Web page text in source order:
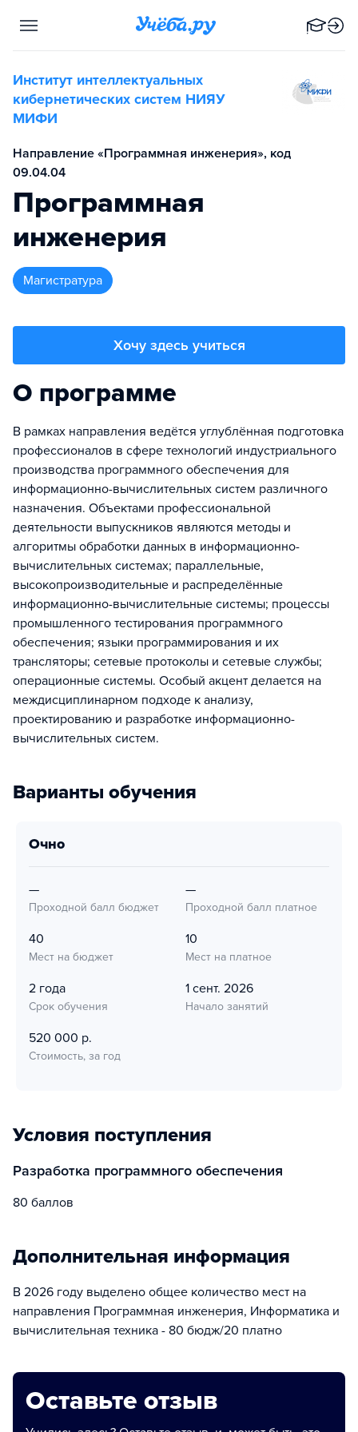
Институт интеллектуальных
кибернетических систем НИЯУ
МИФИ
Направление «Программная инженерия», код
09.04.04
Программная
инженерия
магистратура
Хочу здесь учиться
О программе
В рамках направления ведётся углублённая подготовка
профессионалов в сфере технологий индустриального
производства программного обеспечения для
информационно-вычислительных систем различного
назначения. Объектами профессиональной
деятельности выпускников являются методы и
алгоритмы обработки данных в информационно-
вычислительных системах; параллельные,
высокопроизводительные и распределённые
информационно-вычислительные системы; процессы
промышленного тестирования программного
обеспечения; языки программирования и их
трансляторы; сетевые протоколы и сетевые службы;
операционные системы. Особый акцент делается на
междисциплинарном подходе к анализу,
проектированию и разработке информационно-
вычислительных систем.
Варианты обучения
очно
—
Проходной балл бюджет
—
Проходной балл платное
40
Мест на бюджет
10
Мест на платное
2 года
Срок обучения
1 сент. 2026
Начало занятий
520 000 р.
Стоимость, за год
Условия поступления
Разработка программного обеспечения
80 баллов
Дополнительная информация
В 2026 году выделено общее количество мест на
направления Программная инженерия, Информатика и
вычислительная техника - 80 бюдж/20 платно
Оставьте отзыв